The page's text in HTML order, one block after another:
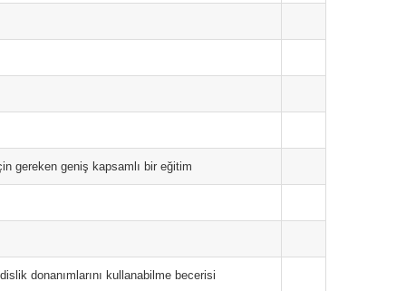
gereken geniş kapsamlı bir eğitim
donanımlarını kullanabilme becerisi